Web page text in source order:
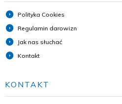
Polityka Cookies
Regulamin darowizn
Jak nas słuchać
Kontakt
KONTAKT